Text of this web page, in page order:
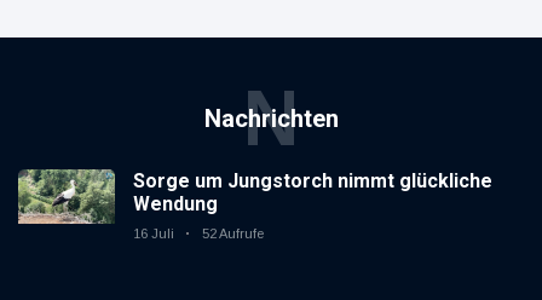
Nachrichten
N
Sorge um Jungstorch nimmt glückliche
Wendung
16 Juli 52 Aufrufe